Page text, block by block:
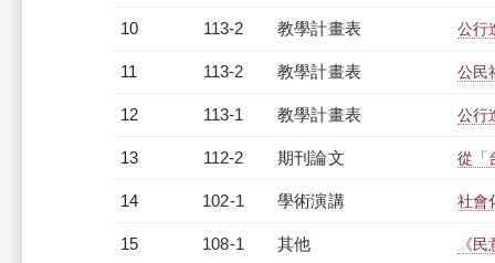
10 113-2 教學計畫表 公行
11 113-2 教學計畫表 公民
12 113-1 教學計畫表 公行
13 112-2 期刊論文 從「
14 102-1 學術演講 社會
15 108-1 其他 《